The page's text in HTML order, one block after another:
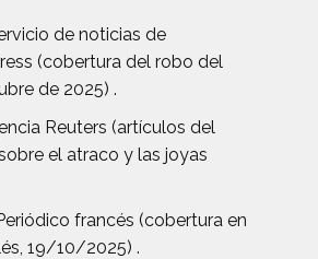
de noticias de
(cobertura del robo del
de 2025) .
Reuters (artículos del
el atraco y las joyas
francés (cobertura en
19/10/2025) .